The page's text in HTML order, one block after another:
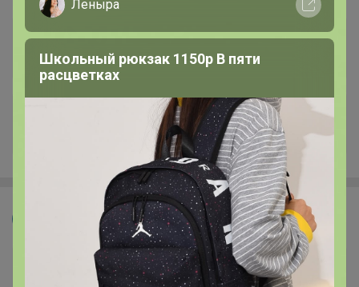
+2.1K
Леныра
Школьный рюкзак 1150р В пяти
расцветках